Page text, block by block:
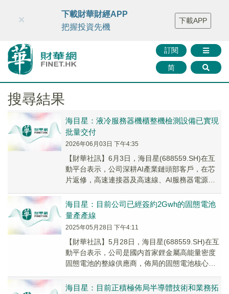
財華智庫網 FINTV FINMETA 財華證券 媒體矩陣
智庫沙龍
聯絡我們
訂閱
简
×
下載財華財經APP
把握投資先機
下載APP
搜尋結果
海目星：液冷服務器機櫃整機檢測設備已實現
批量交付
2026年06月03日 下午4:35
【財華社訊】6月3日，海目星(688559.SH)在互
動平台表示，公司深耕AI產業鏈頭部客戶，在芯
片返修，高速連接器及高速線、AI服務器電源、
海目星：目前公司已經簽約2Gwh的固態電池
量產產線
2025年05月28日 下午4:11
【財華社訊】5月28日，海目星(688559.SH)在互
動平台表示，公司是國内首家鋰金屬高能量密度
固態電池的整線供應商，佈局的固態電池核心設
海目星：目前正積極佈局半導體技術和業務拓